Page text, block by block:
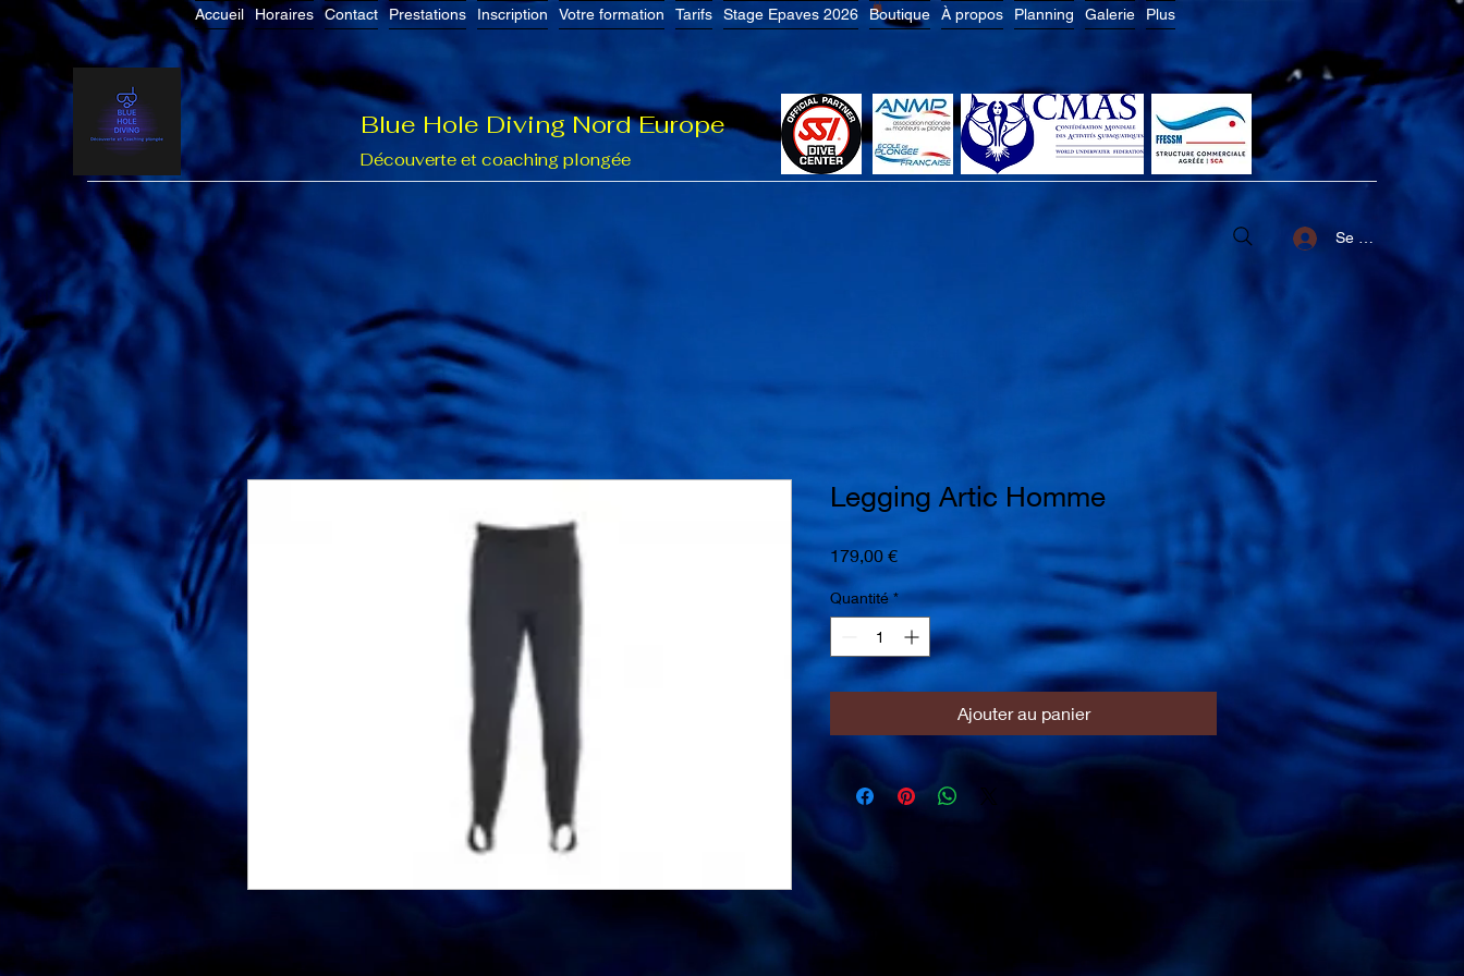
Accueil Horaires Contact Prestations Inscription Votre formation Tarifs Stage Epaves 2026 Boutique À propos Planning Galerie Plus
Blue Hole Diving Nord Europe
Se connecter
Découverte et coaching plongée
Legging Artic Homme
179,00 €Prix
Quantité *
Ajouter au panier